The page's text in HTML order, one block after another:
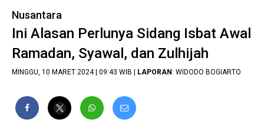
Nusantara
Ini Alasan Perlunya Sidang Isbat Awal
Ramadan, Syawal, dan Zulhijah
MINGGU, 10 MARET 2024 | 09:43 WIB | LAPORAN: WIDODO BOGIARTO